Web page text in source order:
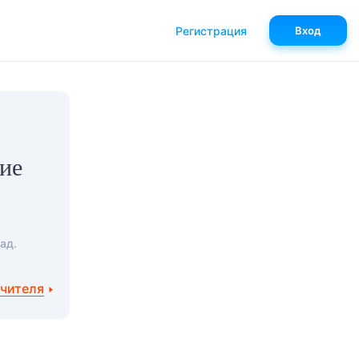
Регистрация Вход